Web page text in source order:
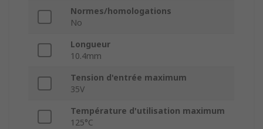
Normes/homologations
No
Longueur
10.4mm
Tension d'entrée maximum
35V
Température d'utilisation maximum
125°C